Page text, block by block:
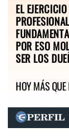
EL
POR ESO
SER LOS
HOY MÁS